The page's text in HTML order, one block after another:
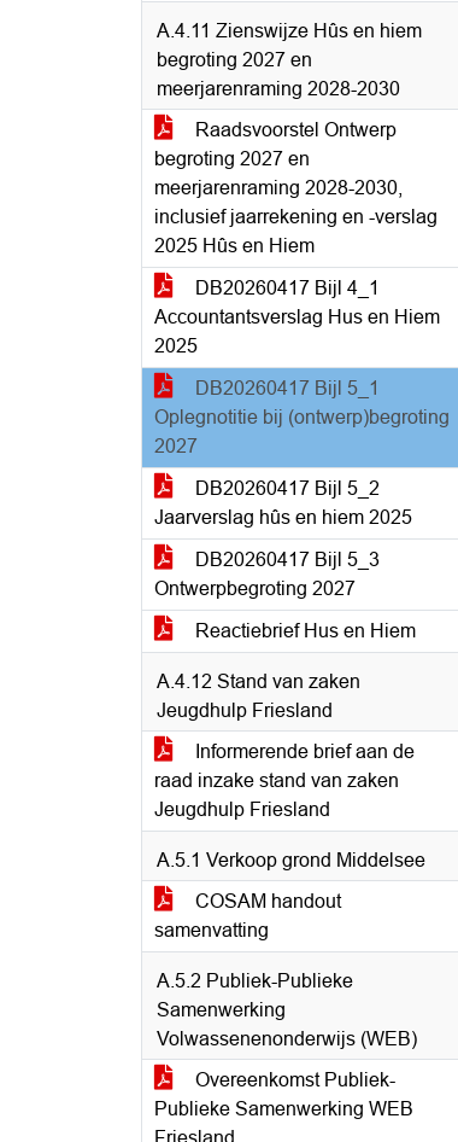
A.4.11 Zienswijze Hûs en hiem
begroting 2027 en
meerjarenraming 2028-2030
Raadsvoorstel Ontwerp
begroting 2027 en
meerjarenraming 2028-2030,
inclusief jaarrekening en -verslag
2025 Hûs en Hiem
DB20260417 Bijl 4_1
Accountantsverslag Hus en Hiem
2025
DB20260417 Bijl 5_1
Oplegnotitie bij (ontwerp)begroting
2027
DB20260417 Bijl 5_2
Jaarverslag hûs en hiem 2025
DB20260417 Bijl 5_3
Ontwerpbegroting 2027
Reactiebrief Hus en Hiem
A.4.12 Stand van zaken
Jeugdhulp Friesland
Informerende brief aan de
raad inzake stand van zaken
Jeugdhulp Friesland
A.5.1 Verkoop grond Middelsee
COSAM handout
samenvatting
A.5.2 Publiek-Publieke
Samenwerking
Volwassenenonderwijs (WEB)
Overeenkomst Publiek-
Publieke Samenwerking WEB
Friesland